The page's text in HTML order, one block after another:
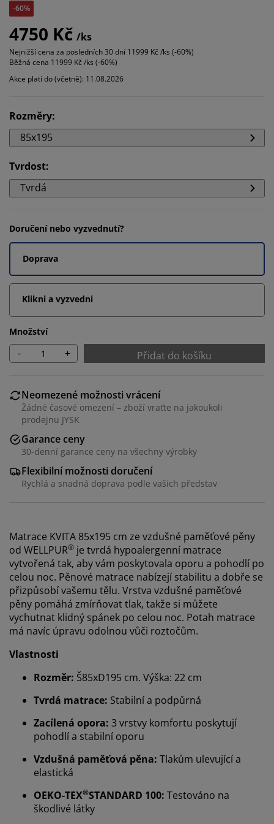
-60%
4750 Kč /ks
Nejnižší cena za posledních 30 dní 11999 Kč /ks (-60%)
Běžná cena 11999 Kč /ks (-60%)
Akce platí do (včetně): 11.08.2026
Rozměry:
85x195
Tvrdost:
Tvrdá
Doručení nebo vyzvednutí?
Doprava
Klikni a vyzvedni
Množství
- + Přidat do košíku
Neomezené možnosti vrácení
Žádné časové omezení – zboží vraťte na jakoukoli
prodejnu JYSK
Garance ceny
30-denní garance ceny na všechny výrobky
Flexibilní možnosti doručení
Rychlá a snadná doprava podle vašich představ
Matrace KVITA 85x195 cm ze vzdušné paměťové pěny
od WELLPUR® je tvrdá hypoalergenní matrace
vytvořená tak, aby vám poskytovala oporu a pohodlí po
celou noc. Pěnové matrace nabízejí stabilitu a dobře se
přizpůsobí vašemu tělu. Vrstva vzdušné paměťové
pěny pomáhá zmírňovat tlak, takže si můžete
vychutnat klidný spánek po celou noc. Potah matrace
má navíc úpravu odolnou vůči roztočům.
Vlastnosti
Rozměr: Š85xD195 cm. Výška: 22 cm
Tvrdá matrace: Stabilní a podpůrná
Zacílená opora: 3 vrstvy komfortu poskytují
pohodlí a stabilní oporu
Vzdušná paměťová pěna: Tlakům ulevující a
elastická
OEKO-TEX®STANDARD 100: Testováno na
škodlivé látky